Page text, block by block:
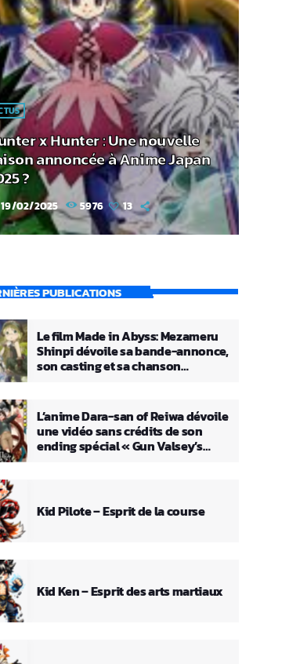
x Hunter : Une nouvelle
annoncée à Anime Japan
?
19/02/2025 5976 13
PUBLICATIONS
Le film Made in Abyss: Mezameru
Shinpi dévoile sa bande-annonce,
son casting et sa chanson
L’anime Dara-san of Reiwa dévoile
une vidéo sans crédits de son
ending spécial « Gun Valsey’s
Kid Pilote – Esprit de la course
Kid Ken – Esprit des arts martiaux